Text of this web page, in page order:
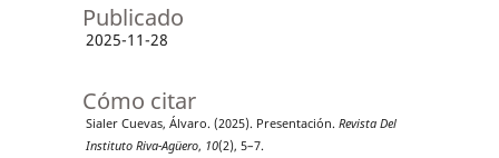
Publicado
2025-11-28
Cómo citar
Sialer Cuevas, Álvaro. (2025). Presentación. Revista Del
Instituto Riva-Agüero, 10(2), 5–7.